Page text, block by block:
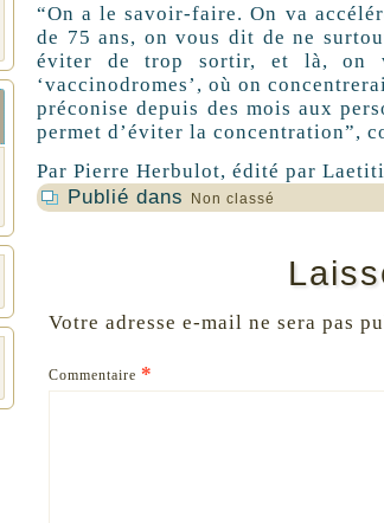
“On a le savoir-faire. On va
de 75 ans, on vous dit de ne
éviter de trop sortir, et là, on
‘vaccinodromes’, où on
préconise depuis des mois aux
permet d’éviter la concentration”,
Par Pierre Herbulot, édité par
Publié dans
Non classé
Votre adresse e-mail ne sera pas
Commentaire *